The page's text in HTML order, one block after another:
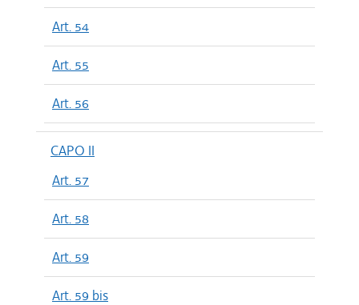
Art. 54
Art. 55
Art. 56
CAPO II
Art. 57
Art. 58
Art. 59
Art. 59 bis